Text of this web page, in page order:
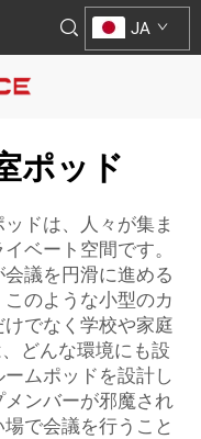
JA
ポッド
ドは、人々が集ま
ベート空間です。
議を円滑に進める
のような小型のカ
でなく学校や家庭
どんな環境にも設
ムポッドを設計し
ンバーが邪魔され
で会議を行うこと